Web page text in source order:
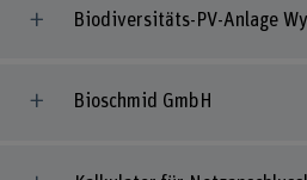
Biodiversitäts-PV-Anlage
Bioschmid GmbH